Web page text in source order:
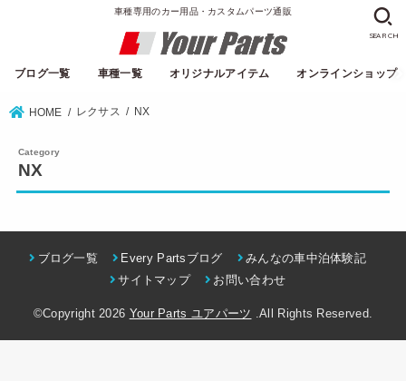
車種専用のカー用品・カスタムパーツ通販
ブログ一覧 車種一覧 オリジナルアイテム オンラインショップ
SEARCH
HOME レクサス NX
NX
ブログ一覧 Every Partsブログ
みんなの車中泊体験記
サイトマップ
お問い合わせ
©Copyright 2026 Your Parts ユアパーツ .All Rights Reserved.